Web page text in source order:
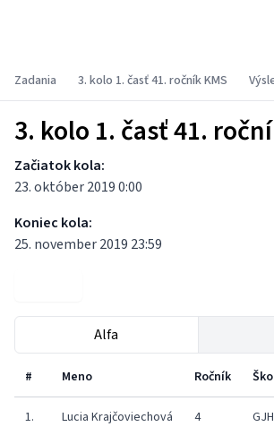
Zadania 3. kolo 1. časť 41. ročník KMS
3. kolo 1. časť 41.
Začiatok kola:
23. október 2019 0:00
Koniec kola:
25. november 2019 23:59
Alfa
# Meno Ročník
1. Lucia Krajčoviechová 4 GJH